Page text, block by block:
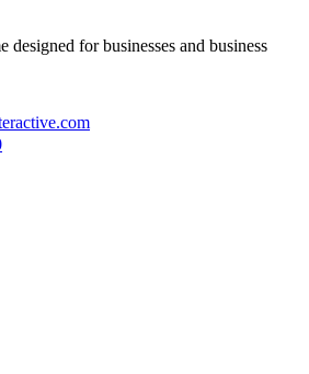
designed for businesses and business